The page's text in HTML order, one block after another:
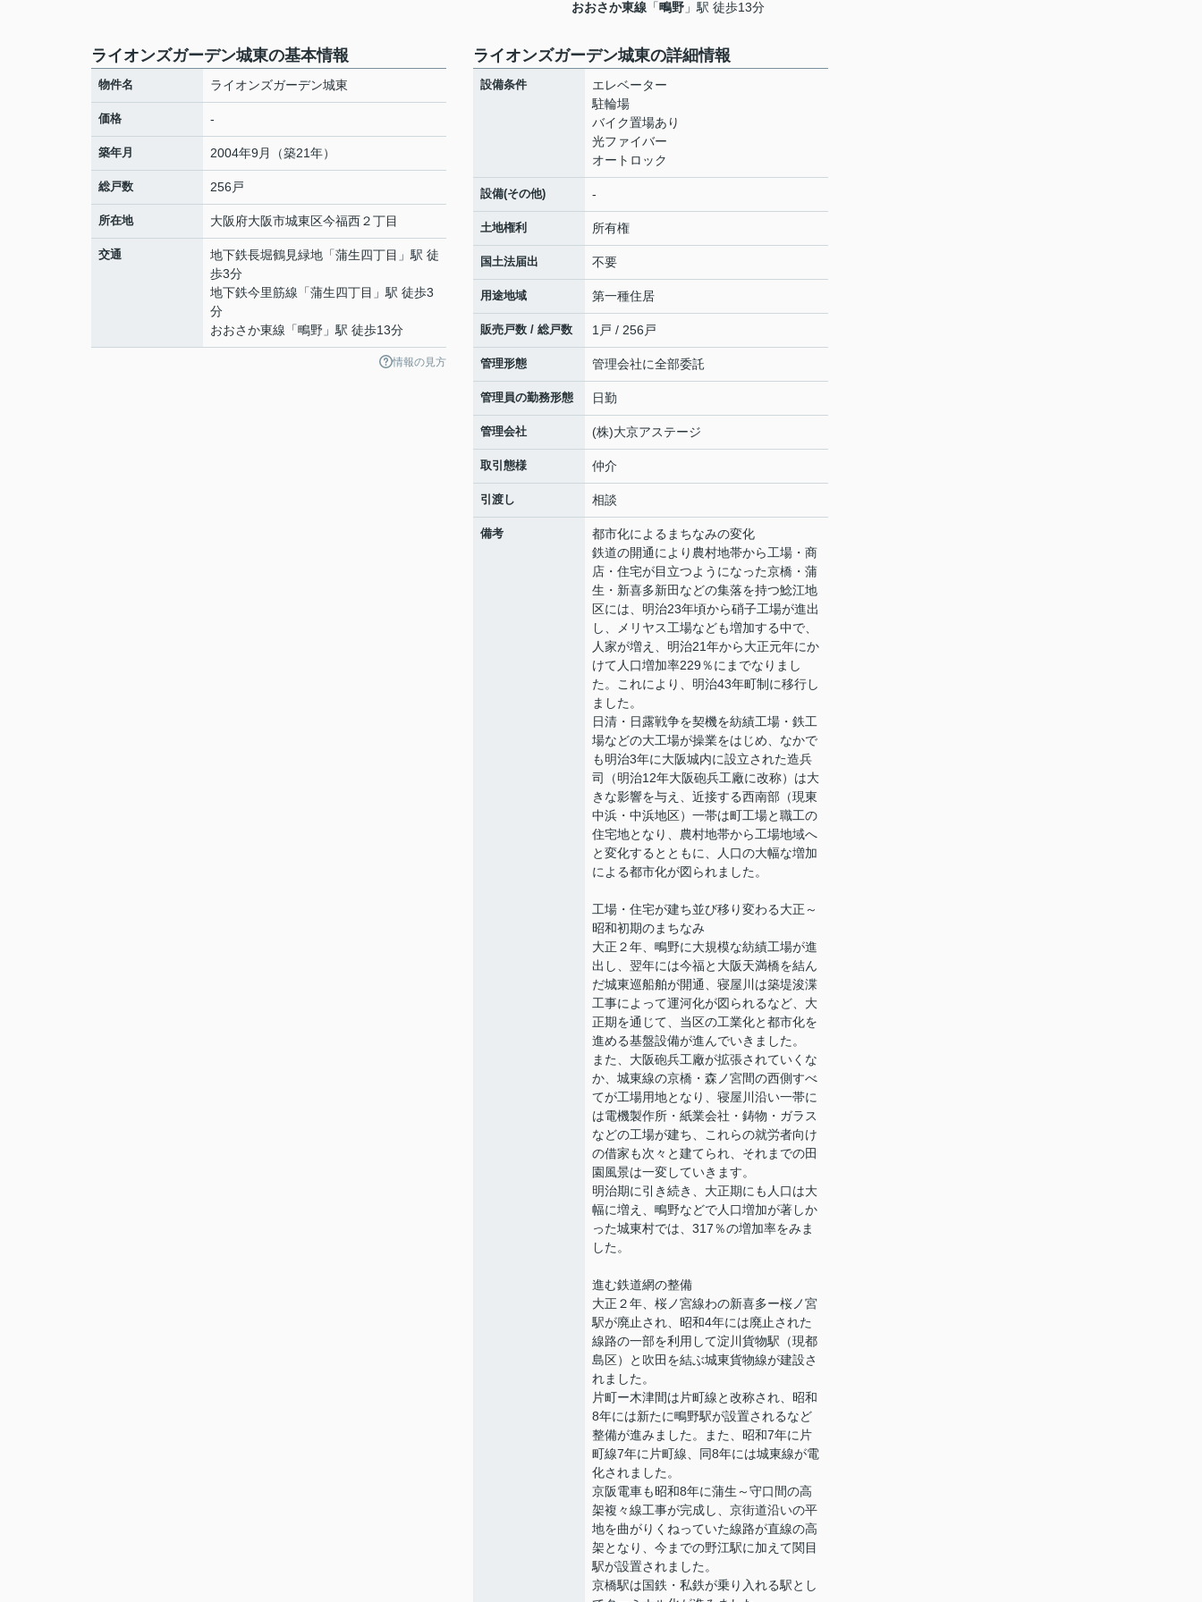
おおさか東線 「鴫野 」駅 徒歩13分
ライオンズガーデン城東の基本情報
物件名 ライオンズガーデン城東
価格 -
築年月 2004年9月（築21年）
総戸数 256戸
所在地 大阪府大阪市城東区今福西２丁目
交通 地下鉄長堀鶴見緑地 「蒲生四丁目 」駅 徒
歩3分
地下鉄今里筋線 「蒲生四丁目 」駅 徒歩3
分
おおさか東線 「鴫野 」駅 徒歩13分
情報の見方
ライオンズガーデン城東の詳細情報
設備条件
エレベーター
駐輪場
バイク置場あり
光ファイバー
オートロック
設備(その他) -
土地権利 所有権
国土法届出 不要
用途地域 第一種住居
販売戸数 / 総戸数 1戸 / 256戸
管理形態 管理会社に全部委託
管理員の勤務形態 日勤
管理会社 (株)大京アステージ
取引態様 仲介
引渡し 相談
備考
都市化によるまちなみの変化
鉄道の開通により農村地帯から工場・商
店・住宅が目立つようになった京橋・蒲
生・新喜多新田などの集落を持つ鯰江地
区には、明治23年頃から硝子工場が進出
し、メリヤス工場なども増加する中で、
人家が増え、明治21年から大正元年にか
けて人口増加率229％にまでなりまし
た。これにより、明治43年町制に移行し
ました。
日清・日露戦争を契機を紡績工場・鉄工
場などの大工場が操業をはじめ、なかで
も明治3年に大阪城内に設立された造兵
司（明治12年大阪砲兵工廠に改称）は大
きな影響を与え、近接する西南部（現東
中浜・中浜地区）一帯は町工場と職工の
住宅地となり、農村地帯から工場地域へ
と変化するとともに、人口の大幅な増加
による都市化が図られました。
工場・住宅が建ち並び移り変わる大正～
昭和初期のまちなみ
大正２年、鴫野に大規模な紡績工場が進
出し、翌年には今福と大阪天満橋を結ん
だ城東巡船舶が開通、寝屋川は築堤浚渫
工事によって運河化が図られるなど、大
正期を通じて、当区の工業化と都市化を
進める基盤設備が進んでいきました。
また、大阪砲兵工廠が拡張されていくな
か、城東線の京橋・森ノ宮間の西側すべ
てが工場用地となり、寝屋川沿い一帯に
は電機製作所・紙業会社・鋳物・ガラス
などの工場が建ち、これらの就労者向け
の借家も次々と建てられ、それまでの田
園風景は一変していきます。
明治期に引き続き、大正期にも人口は大
幅に増え、鴫野などで人口増加が著しか
った城東村では、317％の増加率をみま
した。
進む鉄道網の整備
大正２年、桜ノ宮線わの新喜多ー桜ノ宮
駅が廃止され、昭和4年には廃止された
線路の一部を利用して淀川貨物駅（現都
島区）と吹田を結ぶ城東貨物線が建設さ
れました。
片町ー木津間は片町線と改称され、昭和
8年には新たに鴫野駅が設置されるなど
整備が進みました。また、昭和7年に片
町線7年に片町線、同8年には城東線が電
化されました。
京阪電車も昭和8年に蒲生～守口間の高
架複々線工事が完成し、京街道沿いの平
地を曲がりくねっていた線路が直線の高
架となり、今までの野江駅に加えて関目
駅が設置されました。
京橋駅は国鉄・私鉄が乗り入れる駅とし